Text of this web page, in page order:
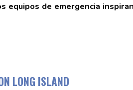
equipos de emergencia
LONG ISLAND